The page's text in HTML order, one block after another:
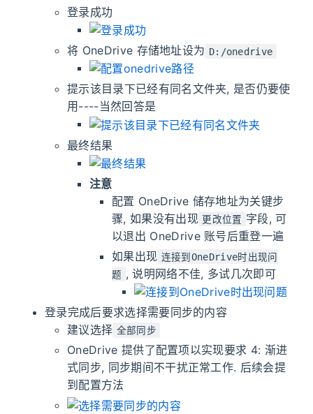
登录成功
将 OneDrive 存储地址设为 D:/onedrive
提示该目录下已经有同名文件夹, 是否仍要使
用----当然回答是
最终结果
注意
配置 OneDrive 储存地址为关键步
骤, 如果没有出现 更改位置 字段, 可
以退出 OneDrive 账号后重登一遍
如果出现 连接到OneDrive时出现问
题 , 说明网络不佳, 多试几次即可
登录完成后要求选择需要同步的内容
建议选择 全部同步
OneDrive 提供了配置项以实现要求 4: 渐进
式同步, 同步期间不干扰正常工作. 后续会提
到配置方法